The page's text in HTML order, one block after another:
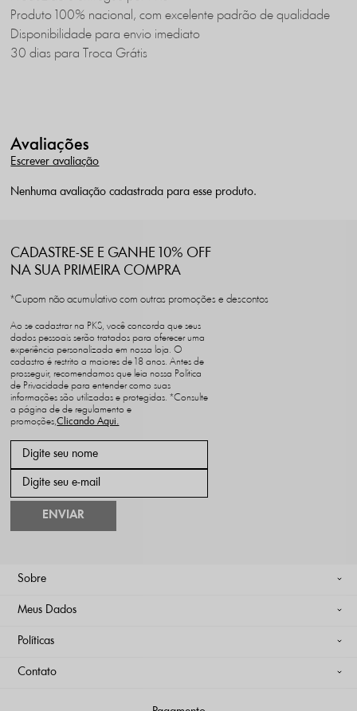
Produto 100% nacional, com excelente padrão de qualidade
Disponibilidade para envio imediato
30 dias para Troca Grátis
Avaliações
Escrever avaliação
Nenhuma avaliação cadastrada para esse produto.
CADASTRE-SE E GANHE 10% OFF
NA SUA PRIMEIRA COMPRA
*Cupom não acumulativo com outras promoções e descontos
ENVIAR
Ao se cadastrar na PKS, você concorda que seus
dados pessoais serão tratados para oferecer uma
experiência personalizada em nossa loja. O
cadastro é restrito a maiores de 18 anos. Antes de
prosseguir, recomendamos que leia nossa Política
de Privacidade para entender como suas
informações são utilizadas e protegidas. *Consulte
a página de de regulamento e
promoções,
Sobre
Meus Dados
Políticas
Contato